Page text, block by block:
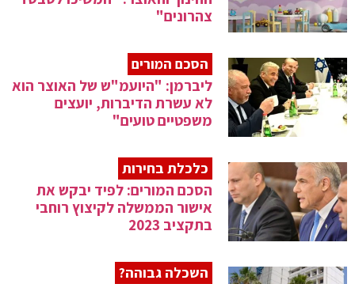
צהרונים"
הסכם המורים
ליברמן: "היועמ"ש של האוצר הוא
לא עשרת הדיברות, יועצים
משפטיים טועים"
כלכלת בחירות
הסכם המורים: לפיד יבקש את
אישור הממשלה לקיצוץ רוחבי
בתקציב 2023
השכלה גבוהה?